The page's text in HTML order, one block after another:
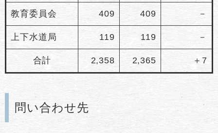
教育委員会 409 409 －
上下水道局 119 119 －
合計 2,358 2,365 ＋7
問い合わせ先